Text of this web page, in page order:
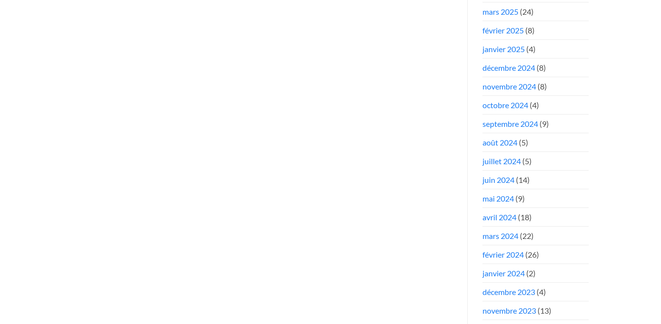
mars 2025(24)
février 2025(8)
janvier 2025(4)
décembre 2024(8)
novembre 2024(8)
octobre 2024(4)
septembre 2024(9)
août 2024(5)
juillet 2024(5)
juin 2024(14)
mai 2024(9)
avril 2024(18)
mars 2024(22)
février 2024(26)
janvier 2024(2)
décembre 2023(4)
novembre 2023(13)